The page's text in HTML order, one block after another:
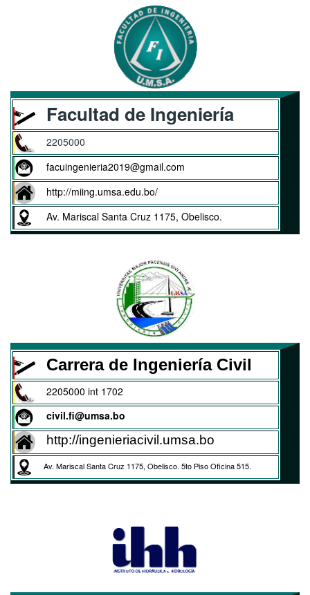
Facultad de Ingeniería
2205000
facuingenieria2019@gmail.com
http://miing.umsa.edu.bo/
Av. Mariscal Santa Cruz 1175, Obelisco.
Carrera de Ingeniería Civil
2205000 int 1702
civil.fi@umsa.bo
http://ingenieriacivil.umsa.bo
Av. Mariscal Santa Cruz 1175, Obelisco. 5to Piso Oficina 515.